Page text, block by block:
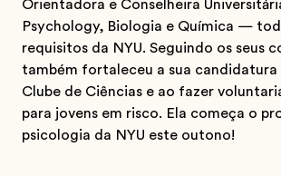
Orientadora e Conselheira
Psychology, Biologia e Química —
requisitos da NYU. Seguindo os seus
também fortaleceu a sua candidatura
Clube de Ciências e ao fazer
para jovens em risco. Ela começa o
psicologia da NYU este outono!